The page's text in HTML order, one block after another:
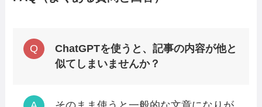
ChatGPTを使うと、記事の内容が他と
似てしまいませんか？